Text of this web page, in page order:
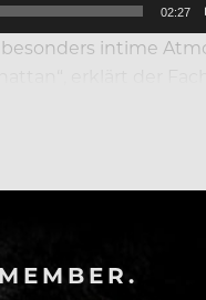
02:27
intime